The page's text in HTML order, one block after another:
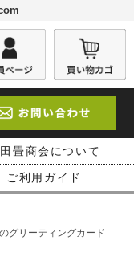
畳商会について
ご利用ガイド
グリーティングカード